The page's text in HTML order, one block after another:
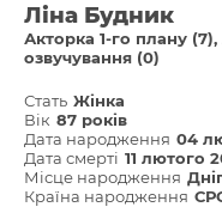
Ліна Будник
Акторка 1-го плану (7)
озвучування (0)
Стать Жінка
Вік 87 років
Дата народження 04
Дата смерті 11 лютого
Місце народження
Країна народження